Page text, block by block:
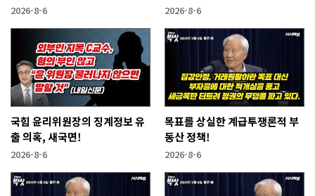
2026-8-6 2026-8-6
국힘 윤리위원장의 징계정보 유
출 의혹, 새국면!
2026-8-6
목표를 상실한 계급투쟁론적 부
동산 정책!
2026-8-6